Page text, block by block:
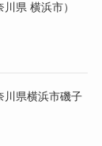
県 横浜市）
川県横浜市磯子